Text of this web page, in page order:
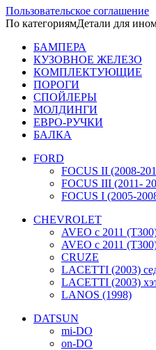
Пользовательское соглашение
По категориямДетали для
БАМПЕРА
КУЗОВНОЕ ЖЕЛЕЗО
КОМПЛЕКТУЮЩИЕ
ПОРОГИ
СПОЙЛЕРЫ
МОЛДИНГИ
ЕВРО-РУЧКИ
БАЛКА
FORD
FOCUS II (2008-
FOCUS III (2011-
FOCUS I (2005-
CHEVROLET
AVEO c 2011
AVEO c 2011
CRUZE
LACETTI (2003)
LACETTI (2003)
LANOS (1998)
DATSUN
mi-DO
on-DO